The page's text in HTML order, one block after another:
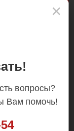
×
вопросы?
Вам помочь!